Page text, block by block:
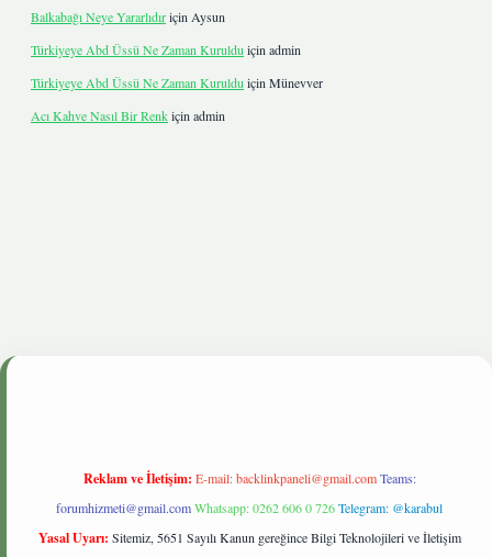
Balkabağı Neye Yararlıdıriçin Aysun
Türkiyeye Abd Üssü Ne Zaman Kuruldu için admin
Türkiyeye Abd Üssü Ne Zaman Kuruldu için Münevver
Acı Kahve Nasıl Bir Renkiçin admin
Reklam ve İletişim: E-mail:backlinkpaneli@gmail.com Teams:
forumhizmeti@gmail.comWhatsapp: 0262 606 0 726Telegram: @karabul
Yasal Uyarı: Sitemiz, 5651 Sayılı Kanun gereğince Bilgi Teknolojileri ve İletişim